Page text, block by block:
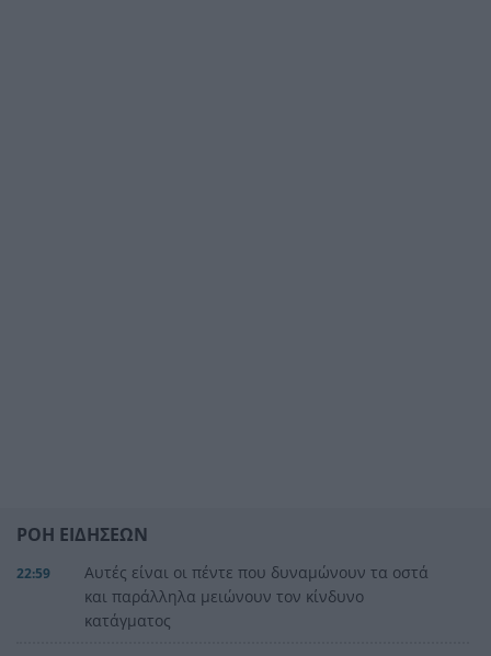
ΡΟΗ ΕΙΔΗΣΕΩΝ
22:59
Αυτές είναι οι πέντε που δυναμώνουν τα οστά
και παράλληλα μειώνουν τον κίνδυνο
κατάγματος